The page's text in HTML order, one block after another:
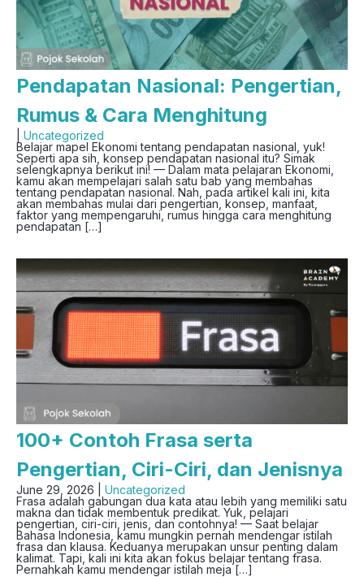
Pendapatan Nasional: Pengertian,
Rumus & Cara Menghitung
Uncategorized
Belajar mapel Ekonomi tentang pendapatan nasional, yuk!
Seperti apa sih, konsep pendapatan nasional itu? Simak
selengkapnya berikut ini! — Dalam mata pelajaran Ekonomi,
kamu akan mempelajari salah satu bab yang membahas
tentang pendapatan nasional. Nah, pada artikel kali ini, kita
akan membahas mulai dari pengertian, konsep, manfaat,
faktor yang mempengaruhi, rumus hingga cara menghitung
pendapatan […]
100+ Contoh Frasa serta
Pengertian, Ciri-Ciri, dan Jenisnya
June 29, 2026 | Uncategorized
Frasa adalah gabungan dua kata atau lebih yang memiliki satu
makna dan tidak membentuk predikat. Yuk, pelajari
pengertian, ciri-ciri, jenis, dan contohnya! — Saat belajar
Bahasa Indonesia, kamu mungkin pernah mendengar istilah
frasa dan klausa. Keduanya merupakan unsur penting dalam
kalimat. Tapi, kali ini kita akan fokus belajar tentang frasa.
Pernahkah kamu mendengar istilah meja […]